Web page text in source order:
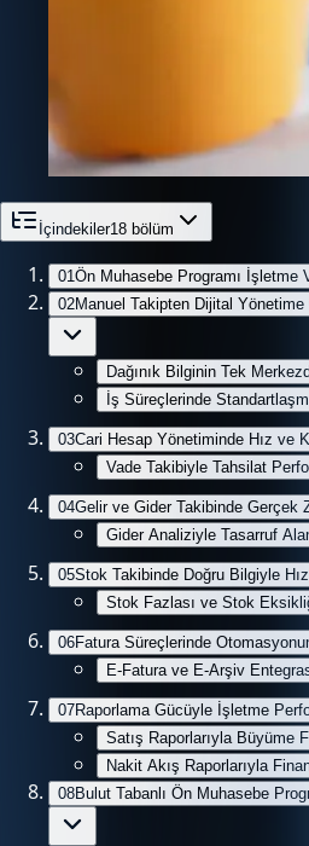
İçindekiler18 bölüm
01 Ön Muhasebe Programı İşletme
02Manuel Takipten Dijital
Dağınık Bilginin Tek
İş Süreçlerinde
03Cari Hesap Yönetiminde Hız ve
Vade Takibiyle Tahsilat
04Gelir ve Gider Takibinde Gerçek
Gider Analiziyle Tasarruf
05Stok Takibinde Doğru Bilgiyle
Stok Fazlası ve Stok
06Fatura Süreçlerinde
E-Fatura ve E-Arşiv
07Raporlama Gücüyle İşletme
Satış Raporlarıyla Büyüme
Nakit Akış Raporlarıyla
08Bulut Tabanlı Ön Muhasebe